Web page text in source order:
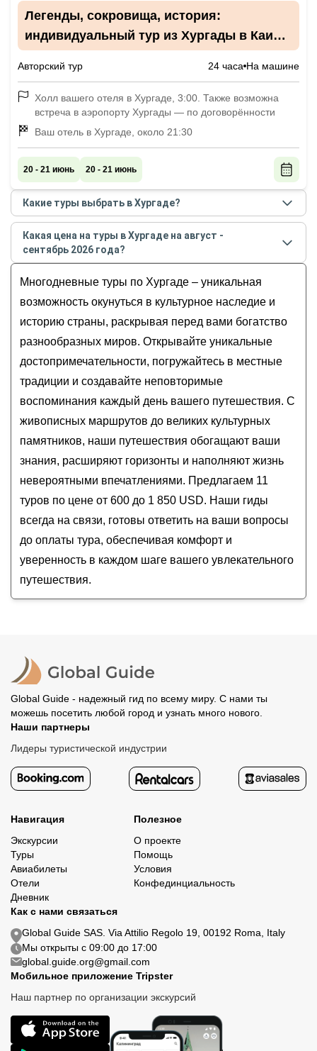
Легенды, сокровища, история:
индивидуальный тур из Хургады в Каир и
Авторский тур 24 часа На машине
Холл вашего отеля в Хургаде, 3:00. Также возможна
встреча в аэропорту Хургады — по договорённости
Ваш отель в Хургаде, около 21:30
20 - 21 июнь 20 - 21 июнь
Какие туры выбрать в Хургаде?
Самые популярные турыв Хургадев августе -
сентябре 2026 года:
Индивидуальный тур из Хургады в Луксор:
загадочные храмы и погружение в историю
Древнего Египта
Асуан и Абу-Симбел: индивидуальный тур
Дендера, Абидос, Луксор: индивидуально по
Древнему Египету
Тур для вашей компании с гидом-историком: из
Хургады в Асуан и к скале Абу-Симбел
Город мёртвых и город живых: индивидуальный
тур по Луксору с гидом-историком
Какая цена на туры в Хургаде на август -
сентябрь 2026 года?
2026года от 600до 1 850 USD
Многодневные туры по Хургаде – уникальная
возможность окунуться в культурное наследие и
историю страны, раскрывая перед вами богатство
разнообразных миров. Открывайте уникальные
достопримечательности, погружайтесь в местные
традиции и создавайте неповторимые
воспоминания каждый день вашего путешествия. С
живописных маршрутов до великих культурных
памятников, наши путешествия обогащают ваши
знания, расширяют горизонты и наполняют жизнь
невероятными впечатлениями. Предлагаем 11
туров по цене от 600 до 1 850 USD. Наши гиды
всегда на связи, готовы ответить на ваши вопросы
до оплаты тура, обеспечивая комфорт и
уверенность в каждом шаге вашего увлекательного
путешествия.
Global Guide - надежный гид по всему миру. С нами ты
можешь посетить любой город и узнать много нового.
Наши партнеры
Лидеры туристической индустрии
Навигация
Экскурсии
Туры
Авиабилеты
Отели
Дневник
Полезное
О проекте
Помощь
Условия
Конфединциальность
Как с нами связаться
Global Guide SAS. Via Attilio Regolo 19, 00192 Roma, Italy
Мы открыты с 09:00 до 17:00
global.guide.org@gmail.com
Мобильное приложение Tripster
Наш партнер по организации экскурсий